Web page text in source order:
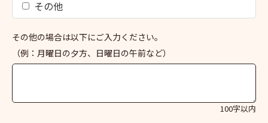
その他
その他の場合は以下にご入力ください。
（例：月曜日の夕方、日曜日の午前など）
100字以内